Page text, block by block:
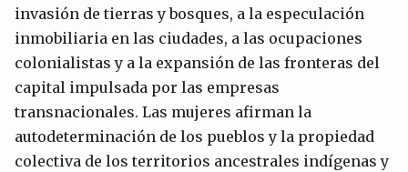
invasión de tierras y bosques, a la especulación
inmobiliaria en las ciudades, a las ocupaciones
colonialistas y a la expansión de las fronteras del
capital impulsada por las empresas
transnacionales. Las mujeres afirman la
autodeterminación de los pueblos y la propiedad
colectiva de los territorios ancestrales indígenas y